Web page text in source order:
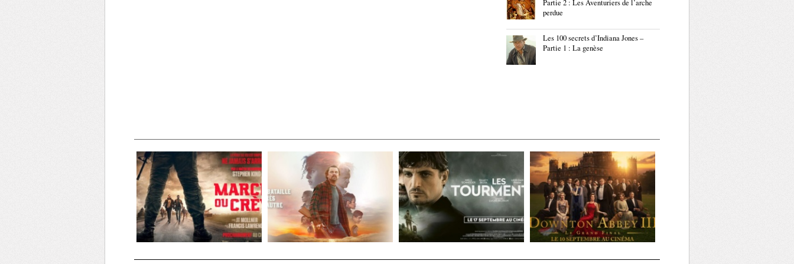
Partie 2 : Les Aventuriers de l’arche
perdue
Les 100 secrets d’Indiana Jones –
Partie 1 : La genèse